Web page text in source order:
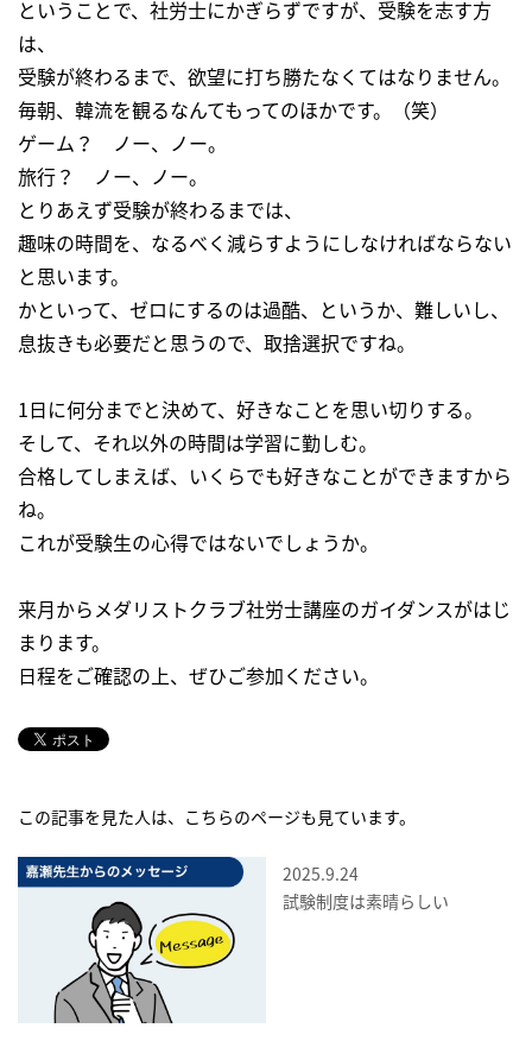
ということで、社労士にかぎらずですが、受験を志す方
は、
受験が終わるまで、欲望に打ち勝たなくてはなりません。
毎朝、韓流を観るなんてもってのほかです。（笑）
ゲーム？ ノー、ノー。
旅行？ ノー、ノー。
とりあえず受験が終わるまでは、
趣味の時間を、なるべく減らすようにしなければならない
と思います。
かといって、ゼロにするのは過酷、というか、難しいし、
息抜きも必要だと思うので、取捨選択ですね。
1日に何分までと決めて、好きなことを思い切りする。
そして、それ以外の時間は学習に勤しむ。
合格してしまえば、いくらでも好きなことができますから
ね。
これが受験生の心得ではないでしょうか。
来月からメダリストクラブ社労士講座のガイダンスがはじ
まります。
日程をご確認の上、ぜひご参加ください。
この記事を見た人は、こちらのページも見ています。
2025.9.24
試験制度は素晴らしい